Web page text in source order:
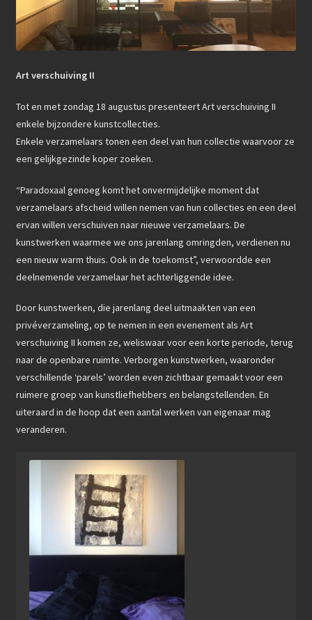
Art verschuiving II
Tot en met zondag 18 augustus presenteert Art verschuiving II
enkele bijzondere kunstcollecties.
Enkele verzamelaars tonen een deel van hun collectie waarvoor ze
een gelijkgezinde koper zoeken.
“Paradoxaal genoeg komt het onvermijdelijke moment dat
verzamelaars afscheid willen nemen van hun collecties en een deel
ervan willen verschuiven naar nieuwe verzamelaars. De
kunstwerken waarmee we ons jarenlang omringden, verdienen nu
een nieuw warm thuis. Ook in de toekomst”, verwoordde een
deelnemende verzamelaar het achterliggende idee.
Door kunstwerken, die jarenlang deel uitmaakten van een
privéverzameling, op te nemen in een evenement als Art
verschuiving II komen ze, weliswaar voor een korte periode, terug
naar de openbare ruimte. Verborgen kunstwerken, waaronder
verschillende ‘parels’ worden even zichtbaar gemaakt voor een
ruimere groep van kunstliefhebbers en belangstellenden. En
uiteraard in de hoop dat een aantal werken van eigenaar mag
veranderen.